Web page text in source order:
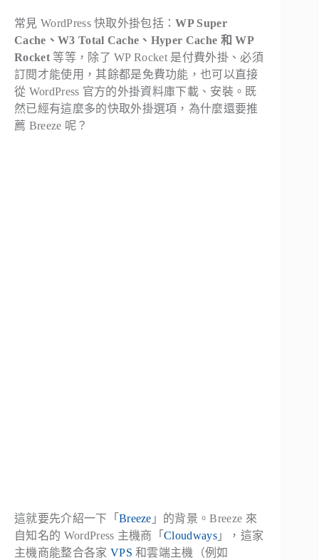
常見 WordPress 快取外掛包括：WP Super
Cache、W3 Total Cache、Hyper Cache 和 WP
Rocket等等，除了 WP Rocket 是付費外掛、必須
訂閱才能使用，其餘都是免費功能，也可以直接
從 WordPress 官方的外掛資料庫下載、安裝。既
然已經有這麼多的快取外掛選項，為什麼還要推
薦 Breeze 呢？
這就要先介紹一下「 Breeze 」的背景。Breeze 來
自知名的 WordPress 主機商「Cloudways」，這家
主機商能整合各家 VPS 和雲端主機（例如